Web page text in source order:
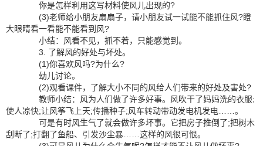
你是怎样利用这写材料使风儿出现的?
(3)老师给小朋友扇扇子，请小朋友试一试能不能抓住风?瞪
大眼睛看一看能不能看到风?
小结：风看不见，抓不着，只能感觉到。
3. 了解风的好处与坏处。
(1)你喜欢风吗?为什么?
幼儿讨论。
(2)观看课件，了解大小不同的风给人们带来的好处及害处?
教师小结：风为人们做了许多好事。风吹干了妈妈洗的衣服;
使人凉快;让风筝飞上天;传播种子;风车转动带动发电机发电……。
可是有时风生气了就会做许多坏事。它把房子推倒了;把树木
刮断了;打翻了鱼船、引发沙尘暴……这样的风很可恨。